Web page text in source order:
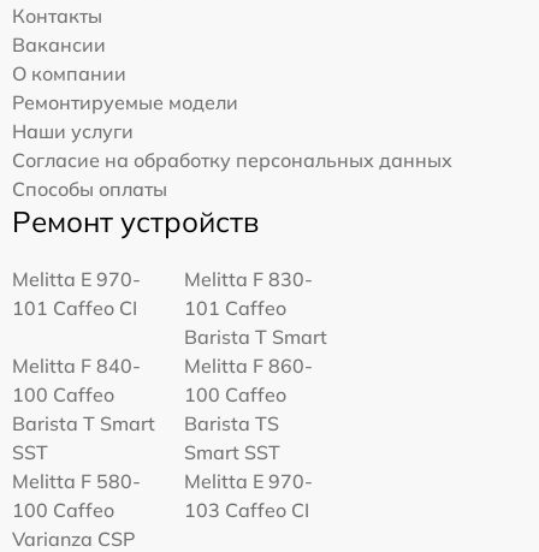
Контакты
Вакансии
О компании
Ремонтируемые модели
Наши услуги
Согласие на обработку персональных данных
Способы оплаты
Ремонт устройств
Melitta Е 970-
101 Caffeo CI
Melitta F 830-
101 Caffeo
Barista T Smart
Melitta F 840-
100 Caffeo
Barista T Smart
SST
Melitta F 860-
100 Caffeo
Barista TS
Smart SST
Melitta F 580-
100 Caffeo
Varianza CSP
Melitta Е 970-
103 Caffeo CI